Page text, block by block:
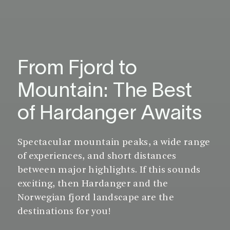
From Fjord to
Mountain: The Best
of Hardanger Awaits
Spectacular mountain peaks, a wide range
of experiences, and short distances
between major highlights. If this sounds
exciting, then Hardanger and the
Norwegian fjord landscape are the
destinations for you!